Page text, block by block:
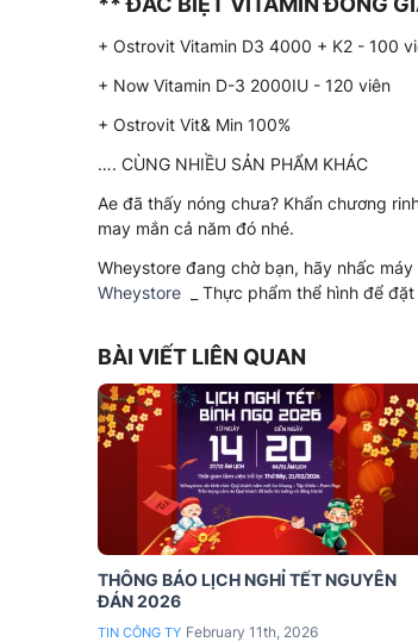
+ Ostrovit Vitamin D3 4000 + K2 - 100
+ Now Vitamin D-3 2000IU - 120 viên
+ Ostrovit Vit& Min 100%
…. CÙNG NHIỀU SẢN PHẨM KHÁC
Ae đã thấy nóng chưa? Khẩn chương
may mắn cả năm đó nhé.
Wheystore đang chờ bạn, hãy nhấc
Wheystore _ Thực phẩm thể hình để
BÀI VIẾT LIÊN QUAN
THÔNG BÁO LỊCH NGHỈ TẾT NGUYÊN
ĐÁN 2026
TIN CÔNG TY February 11th, 2026